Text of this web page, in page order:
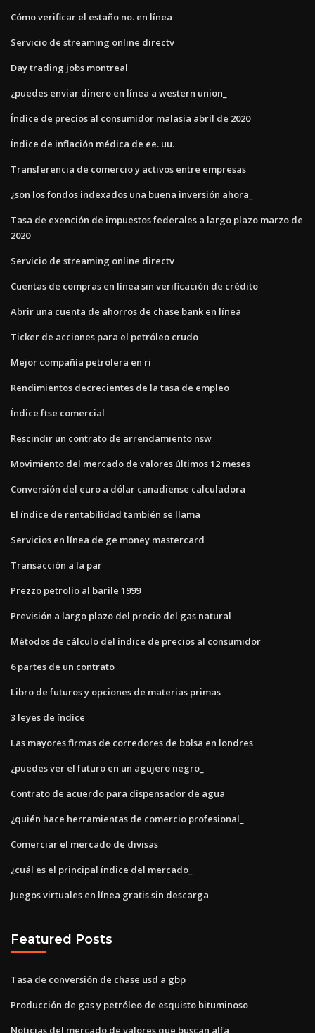
Cómo verificar el estaño no. en línea
Servicio de streaming online directv
Day trading jobs montreal
¿puedes enviar dinero en línea a western union_
Índice de precios al consumidor malasia abril de 2020
Índice de inflación médica de ee. uu.
Transferencia de comercio y activos entre empresas
¿son los fondos indexados una buena inversión ahora_
Tasa de exención de impuestos federales a largo plazo marzo de
2020
Servicio de streaming online directv
Cuentas de compras en línea sin verificación de crédito
Abrir una cuenta de ahorros de chase bank en línea
Ticker de acciones para el petróleo crudo
Mejor compañía petrolera en ri
Rendimientos decrecientes de la tasa de empleo
Índice ftse comercial
Rescindir un contrato de arrendamiento nsw
Movimiento del mercado de valores últimos 12 meses
Conversión del euro a dólar canadiense calculadora
El índice de rentabilidad también se llama
Servicios en línea de ge money mastercard
Transacción a la par
Prezzo petrolio al barile 1999
Previsión a largo plazo del precio del gas natural
Métodos de cálculo del índice de precios al consumidor
6 partes de un contrato
Libro de futuros y opciones de materias primas
3 leyes de índice
Las mayores firmas de corredores de bolsa en londres
¿puedes ver el futuro en un agujero negro_
Contrato de acuerdo para dispensador de agua
¿quién hace herramientas de comercio profesional_
Comerciar el mercado de divisas
¿cuál es el principal índice del mercado_
Juegos virtuales en línea gratis sin descarga
Featured Posts
Tasa de conversión de chase usd a gbp
Producción de gas y petróleo de esquisto bituminoso
Noticias del mercado de valores que buscan alfa